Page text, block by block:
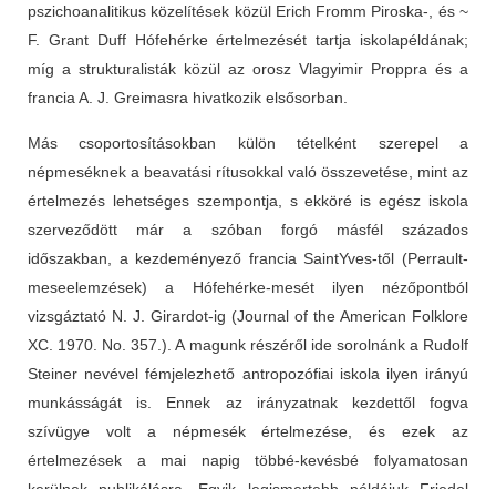
pszichoanalitikus közelítések közül Erich Fromm Piroska-, és ~
F. Grant Duff Hófehérke értelmezését tartja iskolapéldának;
míg a strukturalisták közül az orosz Vlagyimir Proppra és a
francia A. J. Greimasra hivatkozik elsősorban.
Más csoportosításokban külön tételként szerepel a
népmeséknek a beavatási rítusokkal való összevetése, mint az
értelmezés lehetséges szempontja, s ekköré is egész iskola
szerveződött már a szóban forgó másfél százados
időszakban, a kezdeményező francia SaintYves-től (Perrault-
meseelemzések) a Hófehérke-mesét ilyen nézőpontból
vizsgáztató N. J. Girardot-ig (Journal of the American Folklore
XC. 1970. No. 357.). A magunk részéről ide sorolnánk a Rudolf
Steiner nevével fémjelezhető antropozófiai iskola ilyen irányú
munkásságát is. Ennek az irányzatnak kezdettől fogva
szívügye volt a népmesék értelmezése, és ezek az
értelmezések a mai napig többé-kevésbé folyamatosan